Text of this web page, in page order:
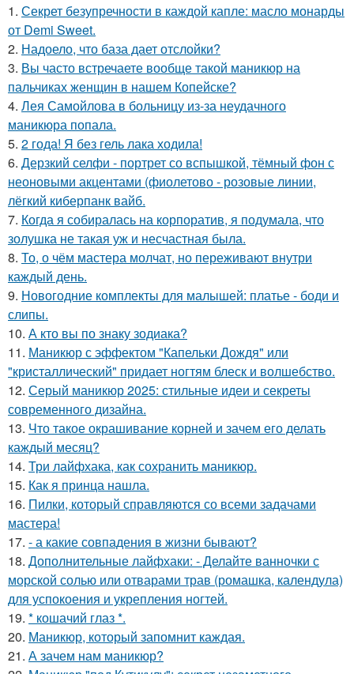
1. Секрет безупречности в каждой капле: масло монарды
от Demi Sweet.
2. Надоело, что база дает отслойки?
3. Вы часто встречаете вообще такой маникюр на
пальчиках женщин в нашем Копейске?
4. Лея Самойлова в больницу из-за неудачного
маникюра попала.
5. 2 года! Я без гель лака ходила!
6. Дерзкий селфи - портрет со вспышкой, тёмный фон с
неоновыми акцентами (фиолетово - розовые линии,
лёгкий киберпанк вайб.
7. Когда я собиралась на корпоратив, я подумала, что
золушка не такая уж и несчастная была.
8. То, о чём мастера молчат, но переживают внутри
каждый день.
9. Новогодние комплекты для малышей: платье - боди и
слипы.
10. А кто вы по знаку зодиака?
11. Маникюр с эффектом "Капельки Дождя" или
"кристаллический" придает ногтям блеск и волшебство.
12. Серый маникюр 2025: стильные идеи и секреты
современного дизайна.
13. Что такое окрашивание корней и зачем его делать
каждый месяц?
14. Три лайфхака, как сохранить маникюр.
15. Как я принца нашла.
16. Пилки, который справляются со всеми задачами
мастера!
17. - а какие совпадения в жизни бывают?
18. Дополнительные лайфхаки: - Делайте ванночки с
морской солью или отварами трав (ромашка, календула)
для успокоения и укрепления ногтей.
19. * кошачий глаз *.
20. Маникюр, который запомнит каждая.
21. А зачем нам маникюр?